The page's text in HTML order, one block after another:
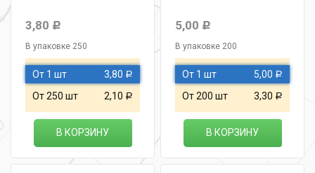
3,80 Р
В упаковке 250
От 1 шт 3,80 Р
От 250 шт 2,10 Р
В КОРЗИНУ
5,00 Р
В упаковке 200
От 1 шт 5,00 Р
От 200 шт 3,30 Р
В КОРЗИНУ